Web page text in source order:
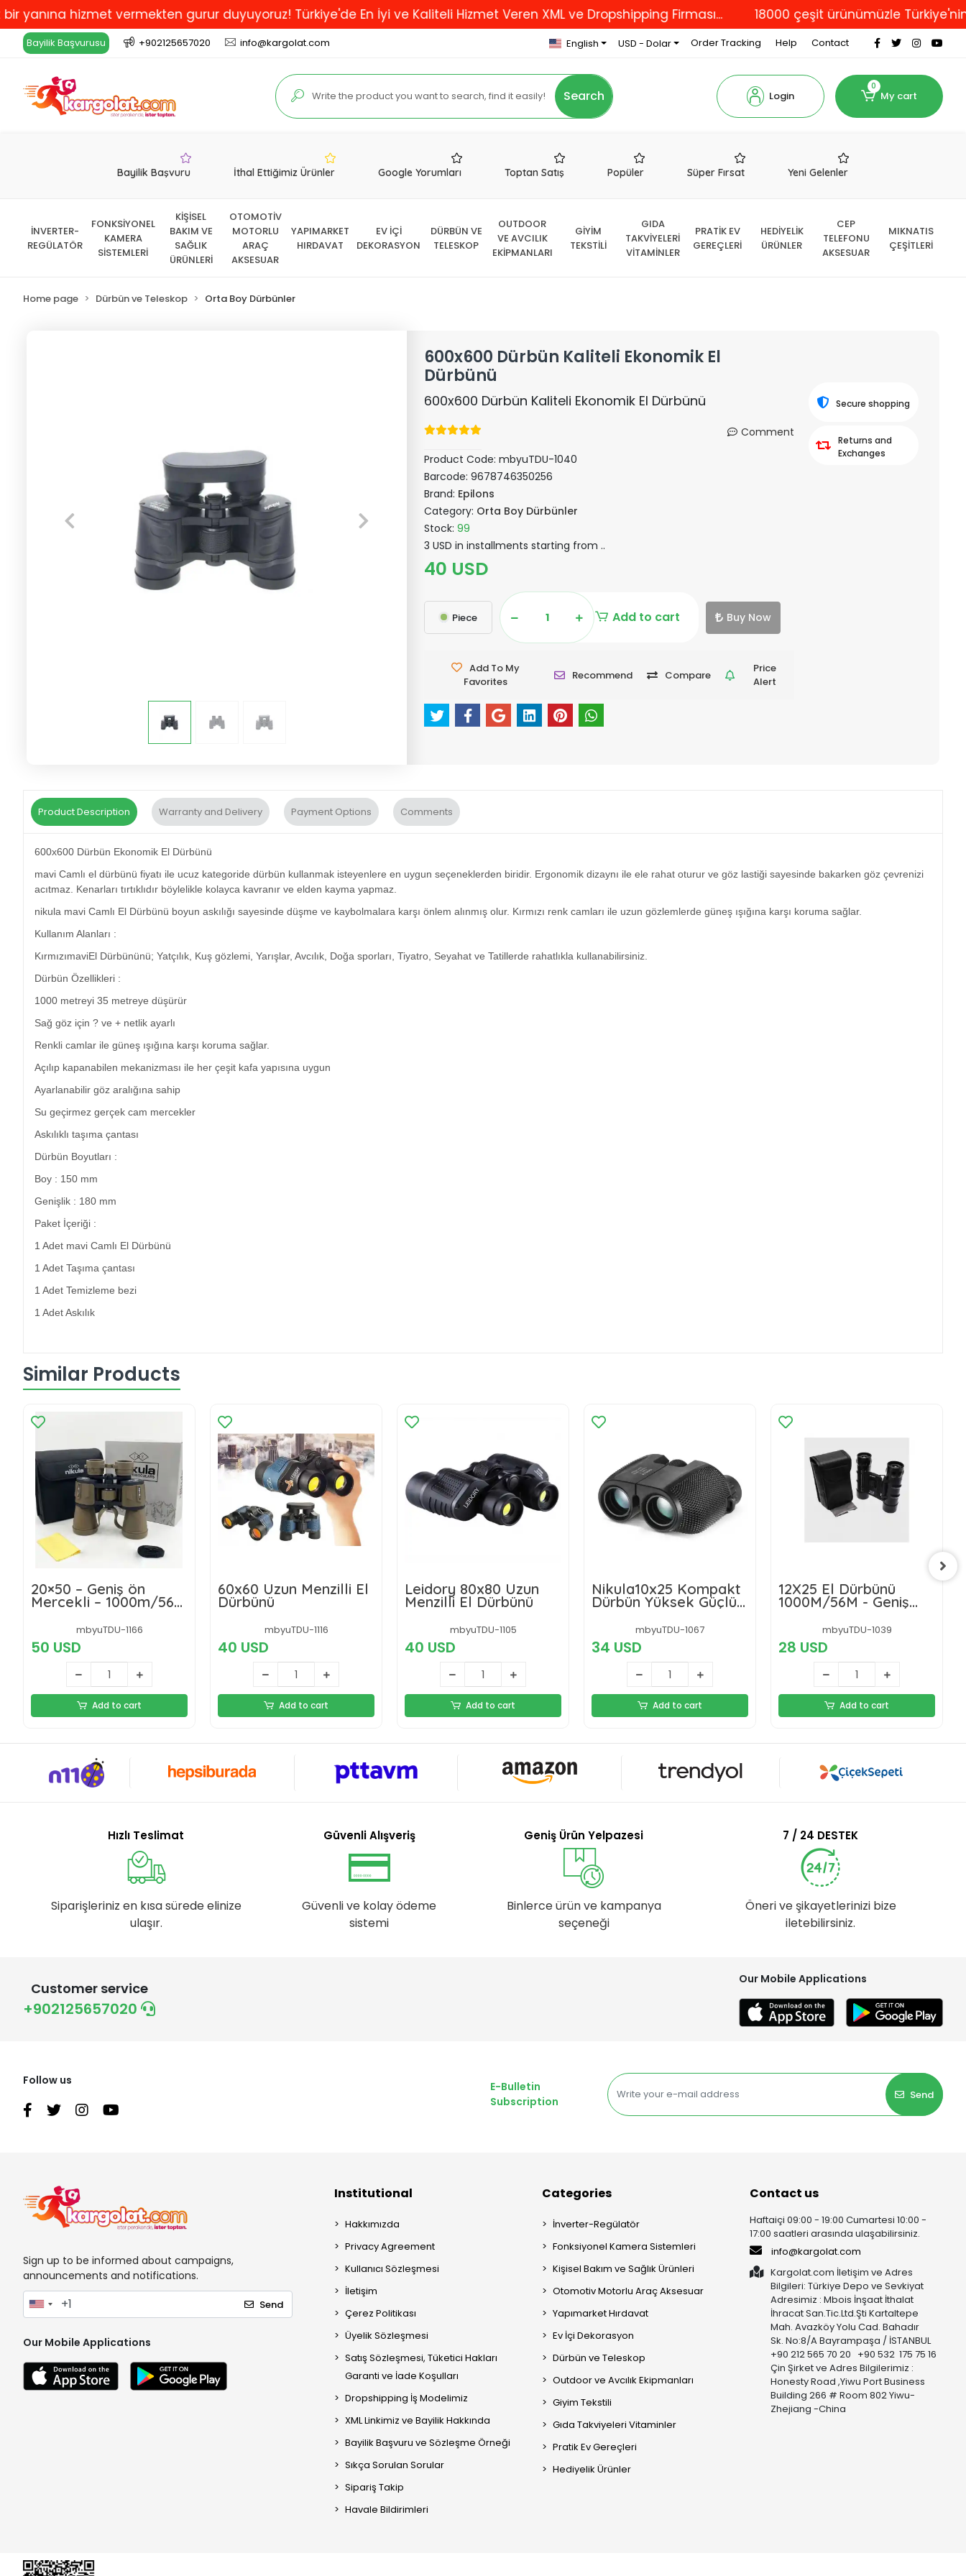
hizmet vermekten gurur duyuyoruz! Türkiye'de En İyi ve Kaliteli Hizmet Veren XML ve Dropshipping Firması... 18000 çeşit ürünümüzle Türkiye'nin dört
Bayilik Başvurusu +902125657020 info@kargolat.com English USD - Dolar Order Tracking Help Contact
Search Login
0
My cart
Bayilik Başvuru İthal Ettiğimiz Ürünler Google Yorumları Toptan Satış Popüler Süper Fırsat Yeni Gelenler
İNVERTER-
REGÜLATÖR
FONKSİYONEL
KAMERA
SİSTEMLERİ
KİŞİSEL
BAKIM VE
SAĞLIK
ÜRÜNLERİ
OTOMOTİV
MOTORLU
ARAÇ
AKSESUAR
YAPIMARKET
HIRDAVAT
EV İÇİ
DEKORASYON
DÜRBÜN VE
TELESKOP
OUTDOOR
VE AVCILIK
EKİPMANLARI
GİYİM
TEKSTİLİ
GIDA
TAKVİYELERİ
VİTAMİNLER
PRATİK EV
GEREÇLERİ
HEDİYELİK
ÜRÜNLER
CEP
TELEFONU
AKSESUAR
MIKNATIS
ÇEŞİTLERİ
Home page Dürbün ve Teleskop Orta Boy Dürbünler
600x600 Dürbün Kaliteli Ekonomik El
Dürbünü
600x600 Dürbün Kaliteli Ekonomik El Dürbünü
Comment
Product Code:mbyuTDU-1040
Barcode:9678746350256
Brand: Epilons
Category: Orta Boy Dürbünler
Stock:99
3 USD in installments starting from ..
40 USD
Piece Add to cart Buy Now
Add To My
Favorites
Recommend Compare
Price
Alert
Secure shopping
Returns and
Exchanges
Product Description Warranty and Delivery Payment Options Comments
600x600 Dürbün Ekonomik El Dürbünü
mavi Camlı el dürbünü fiyatı ile ucuz kategoride dürbün kullanmak isteyenlere en uygun seçeneklerden biridir. Ergonomik dizaynı ile ele rahat oturur ve göz lastiği sayesinde bakarken göz çevrenizi
acıtmaz. Kenarları tırtıklıdır böylelikle kolayca kavranır ve elden kayma yapmaz.
nikula mavi Camlı El Dürbünü boyun askılığı sayesinde düşme ve kaybolmalara karşı önlem alınmış olur. Kırmızı renk camları ile uzun gözlemlerde güneş ışığına karşı koruma sağlar.
Kullanım Alanları :
KırmızımaviEl Dürbününü; Yatçılık, Kuş gözlemi, Yarışlar, Avcılık, Doğa sporları, Tiyatro, Seyahat ve Tatillerde rahatlıkla kullanabilirsiniz.
Dürbün Özellikleri :
1000 metreyi 35 metreye düşürür
Sağ göz için ? ve + netlik ayarlı
Renkli camlar ile güneş ışığına karşı koruma sağlar.
Açılıp kapanabilen mekanizması ile her çeşit kafa yapısına uygun
Ayarlanabilir göz aralığına sahip
Su geçirmez gerçek cam mercekler
Askılıklı taşıma çantası
Dürbün Boyutları :
Boy : 150 mm
Genişlik : 180 mm
Paket İçeriği :
1 Adet mavi Camlı El Dürbünü
1 Adet Taşıma çantası
1 Adet Temizleme bezi
1 Adet Askılık
Similar Products
20×50 – Geniş ön
Mercekli – 1000m/56m
El Dürbünü – Çöl Rengi
mbyuTDU-1166
50 USD
Add to cart
60x60 Uzun Menzilli El
Dürbünü
mbyuTDU-1116
40 USD
Add to cart
Leidory 80x80 Uzun
Menzilli El Dürbünü
mbyuTDU-1105
40 USD
Add to cart
Nikula10x25 Kompakt
Dürbün Yüksek Güçlü
Açık Spor Teleskop
Cep Kapsamı Konser
Seyahat Çocuklar için
Hediye
mbyuTDU-1067
34 USD
Add to cart
12X25 El Dürbünü
1000M/56M - Geniş
Görüş Alanlı Siyah
mbyuTDU-1039
28 USD
Add to cart
Hızlı Teslimat
Siparişleriniz en kısa sürede elinize
ulaşır.
Güvenli Alışveriş
Güvenli ve kolay ödeme
sistemi
Geniş Ürün Yelpazesi
Binlerce ürün ve kampanya
seçeneği
7 / 24 DESTEK
Öneri ve şikayetlerinizi bize
iletebilirsiniz.
Customer service
+902125657020
Our Mobile Applications
Follow us
E-Bulletin
Subscription
Send
Sign up to be informed about campaigns,
announcements and notifications.
Send
Our Mobile Applications
Institutional
Hakkımızda
Privacy Agreement
Kullanıcı Sözleşmesi
İletişim
Çerez Politikası
Üyelik Sözleşmesi
Satış Sözleşmesi, Tüketici Hakları
Garanti ve İade Koşulları
Dropshipping İş Modelimiz
XML Linkimiz ve Bayilik Hakkında
Bayilik Başvuru ve Sözleşme Örneği
Sıkça Sorulan Sorular
Sipariş Takip
Havale Bildirimleri
Categories
İnverter-Regülatör
Fonksiyonel Kamera Sistemleri
Kişisel Bakım ve Sağlık Ürünleri
Otomotiv Motorlu Araç Aksesuar
Yapımarket Hırdavat
Ev İçi Dekorasyon
Dürbün ve Teleskop
Outdoor ve Avcılık Ekipmanları
Giyim Tekstili
Gıda Takviyeleri Vitaminler
Pratik Ev Gereçleri
Hediyelik Ürünler
Contact us
Haftaiçi 09:00 - 19:00 Cumartesi 10:00 -
17:00 saatleri arasında ulaşabilirsiniz.
info@kargolat.com
Kargolat.com İletişim ve Adres
Bilgileri: Türkiye Depo ve Sevkiyat
Adresimiz : Mbois İnşaat İthalat
İhracat San.Tic.Ltd.Şti Kartaltepe
Mah. Avazköy Yolu Cad. Bahadır
Sk. No:8/A Bayrampaşa / İSTANBUL
+90 212 565 70 20 +90 532 175 75 16
Çin Şirket ve Adres Bilgilerimiz :
Honesty Road ,Yiwu Port Business
Building 266 # Room 802 Yiwu-
Zhejiang -China